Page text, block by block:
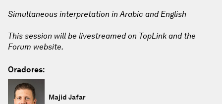
Simultaneous interpretation in Arabic and English
This session will be livestreamed on TopLink and the
Forum website.
Oradores:
Majid Jafar